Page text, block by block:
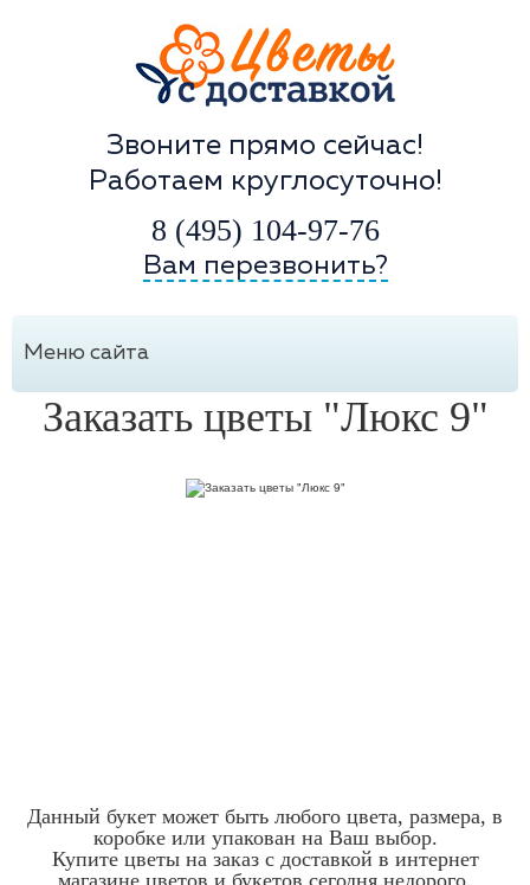
Звоните прямо сейчас!
Работаем круглосуточно!
8 (495) 104-97-76
Вам перезвонить?
Меню сайта
Заказать цветы "Люкс 9"
Данный букет может быть любого цвета, размера, в
коробке или упакован на Ваш выбор.
Купите цветы на заказ с доставкой в интернет
магазине цветов и букетов сегодня недорого.